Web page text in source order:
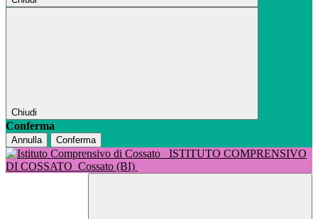
Chiudi
Conferma
Annulla Conferma
ISTITUTO COMPRENSIVO
DI COSSATO Cossato (BI)